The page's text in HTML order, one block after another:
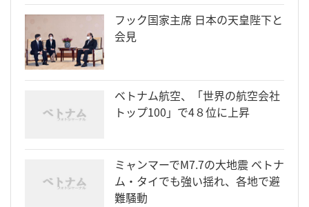
フック国家主席 日本の天皇陛下と
会見
ベトナム航空、「世界の航空会社
トップ100」で4８位に上昇
ミャンマーでM7.7の大地震 ベトナ
ム・タイでも強い揺れ、各地で避
難騒動